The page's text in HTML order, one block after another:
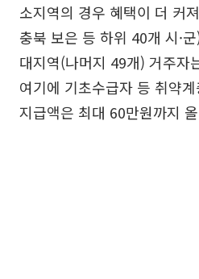
소지역의 경우 혜택이 더 커
충북 보은 등 하위 40개 시·
대지역(나머지 49개) 거주자
여기에 기초수급자 등 취약
지급액은 최대 60만원까지